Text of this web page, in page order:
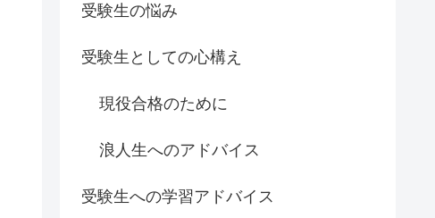
受験生の悩み
受験生としての心構え
現役合格のために
浪人生へのアドバイス
受験生への学習アドバイス